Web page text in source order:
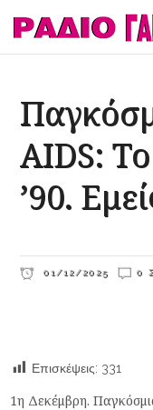
AIDS:
’90.
01/12/2025 0
Επισκέψεις: 331
1η Δεκέμβρη.